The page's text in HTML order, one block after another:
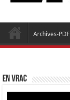
Archives-PDF
EN VRAC